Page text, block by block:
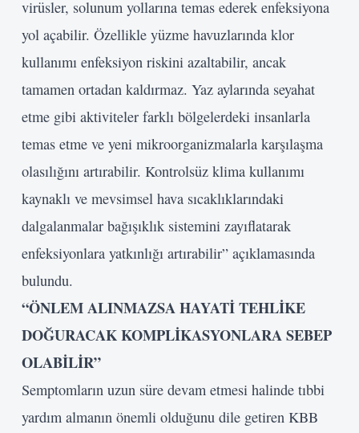
virüsler, solunum yollarına temas ederek enfeksiyona
yol açabilir. Özellikle yüzme havuzlarında klor
kullanımı enfeksiyon riskini azaltabilir, ancak
tamamen ortadan kaldırmaz. Yaz aylarında seyahat
etme gibi aktiviteler farklı bölgelerdeki insanlarla
temas etme ve yeni mikroorganizmalarla karşılaşma
olasılığını artırabilir. Kontrolsüz klima kullanımı
kaynaklı ve mevsimsel hava sıcaklıklarındaki
dalgalanmalar bağışıklık sistemini zayıflatarak
enfeksiyonlara yatkınlığı artırabilir” açıklamasında
bulundu.
“ÖNLEM ALINMAZSA HAYATİ TEHLİKE
DOĞURACAK KOMPLİKASYONLARA SEBEP
OLABİLİR”
Semptomların uzun süre devam etmesi halinde tıbbi
yardım almanın önemli olduğunu dile getiren KBB